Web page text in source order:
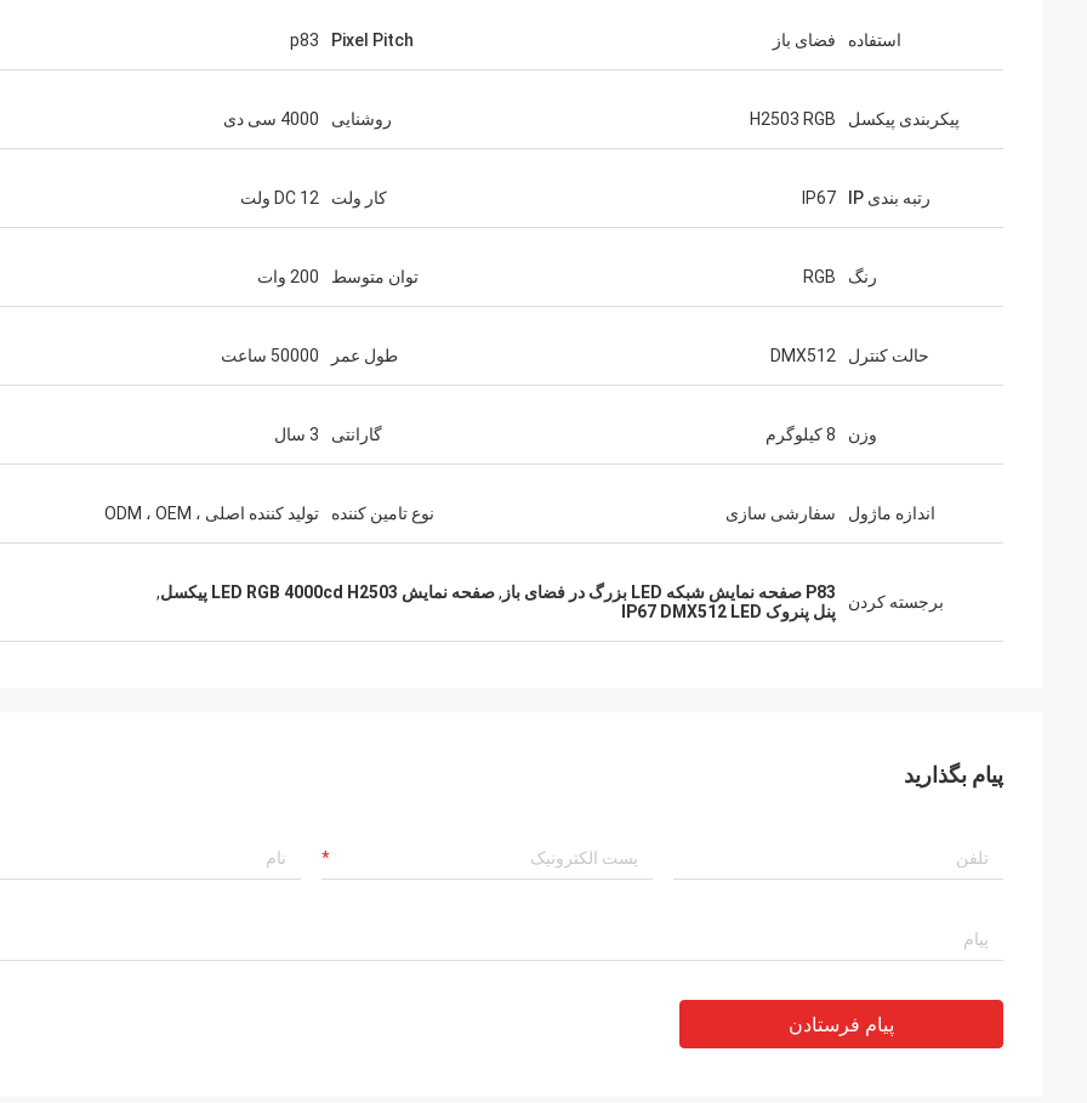
استفاده فضای باز Pixel Pitch
p83
پیکربندی پیکسل H2503 RGB روشنایی 4000 سی دی
رتبه بندی IP IP67 کار ولت DC 12 ولت
رنگ RGB توان متوسط 200 وات
حالت کنترل DMX512 طول عمر 50000 ساعت
وزن 8 کیلوگرم گارانتی 3 سال
اندازه ماژول سفارشی سازی نوع تامین کننده تولید کننده اصلی ، ODM ، OEM
برجسته کردن P83 صفحه نمایش شبکه LED بزرگ در فضای باز ,صفحه نمایش LED RGB 4000cd H2503 پیکسل
,
پنل پنروک IP67 DMX512 LED
پیام بگذارید
پیام فرستادن